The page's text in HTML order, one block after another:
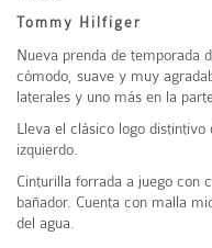
Tommy Hilfiger
Nueva prenda de temporada
cómodo, suave y muy
laterales y uno más en la
Lleva el clásico logo
izquierdo.
Cinturilla forrada a juego con
bañador. Cuenta con malla
del agua.